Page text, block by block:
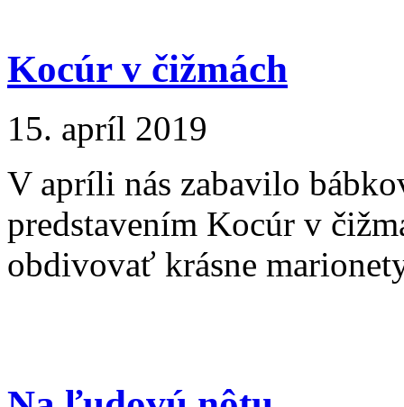
Kocúr v čižmách
15. apríl 2019
V apríli nás zabavilo
predstavením Kocúr v
obdivovať krásne